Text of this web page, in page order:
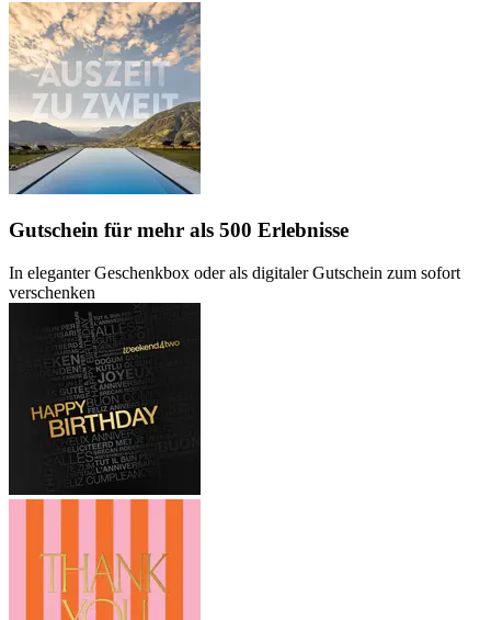
Gutschein für mehr als 500 Erlebnisse
In eleganter Geschenkbox oder als digitaler Gutschein zum sofort
verschenken